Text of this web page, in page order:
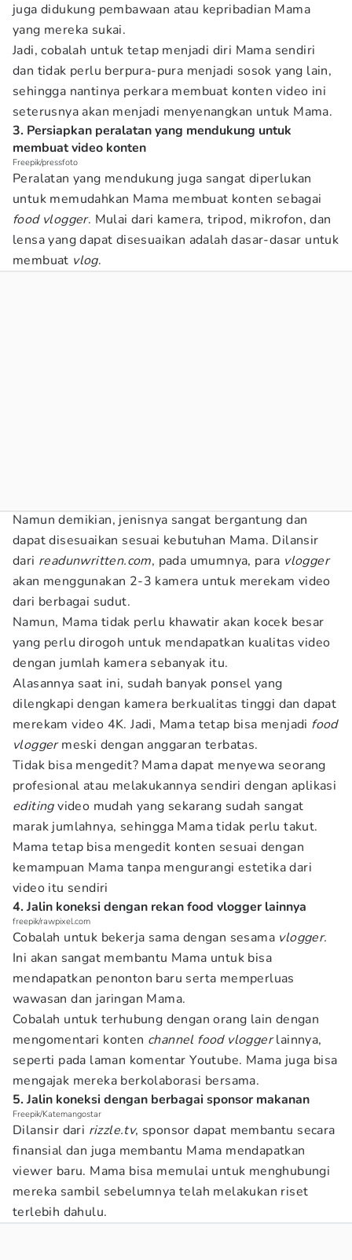
juga didukung pembawaan atau kepribadian Mama
yang mereka sukai.
Jadi, cobalah untuk tetap menjadi diri Mama sendiri
dan tidak perlu berpura-pura menjadi sosok yang lain,
sehingga nantinya perkara membuat konten video ini
seterusnya akan menjadi menyenangkan untuk Mama.
3. Persiapkan peralatan yang mendukung untuk
membuat video konten
Freepik/pressfoto
Peralatan yang mendukung juga sangat diperlukan
untuk memudahkan Mama membuat konten sebagai
food vlogger. Mulai dari kamera, tripod, mikrofon, dan
lensa yang dapat disesuaikan adalah dasar-dasar untuk
membuat vlog.
Namun demikian, jenisnya sangat bergantung dan
dapat disesuaikan sesuai kebutuhan Mama. Dilansir
dari readunwritten.com, pada umumnya, para vlogger
akan menggunakan 2-3 kamera untuk merekam video
dari berbagai sudut.
Namun, Mama tidak perlu khawatir akan kocek besar
yang perlu dirogoh untuk mendapatkan kualitas video
dengan jumlah kamera sebanyak itu.
Alasannya saat ini, sudah banyak ponsel yang
dilengkapi dengan kamera berkualitas tinggi dan dapat
merekam video 4K. Jadi, Mama tetap bisa menjadi food
vloggermeski dengan anggaran terbatas.
Tidak bisa mengedit? Mama dapat menyewa seorang
profesional atau melakukannya sendiri dengan aplikasi
editingvideo mudah yang sekarang sudah sangat
marak jumlahnya, sehingga Mama tidak perlu takut.
Mama tetap bisa mengedit konten sesuai dengan
kemampuan Mama tanpa mengurangi estetika dari
video itu sendiri
4. Jalin koneksi dengan rekan food vlogger lainnya
freepik/rawpixel.com
Cobalah untuk bekerja sama dengan sesama vlogger.
Ini akan sangat membantu Mama untuk bisa
mendapatkan penonton baru serta memperluas
wawasan dan jaringan Mama.
Cobalah untuk terhubung dengan orang lain dengan
mengomentari konten channel food vloggerlainnya,
seperti pada laman komentar Youtube. Mama juga bisa
mengajak mereka berkolaborasi bersama.
5. Jalin koneksi dengan berbagai sponsor makanan
Freepik/Katemangostar
Dilansir dari rizzle.tv, sponsor dapat membantu secara
finansial dan juga membantu Mama mendapatkan
viewer baru. Mama bisa memulai untuk menghubungi
mereka sambil sebelumnya telah melakukan riset
terlebih dahulu.